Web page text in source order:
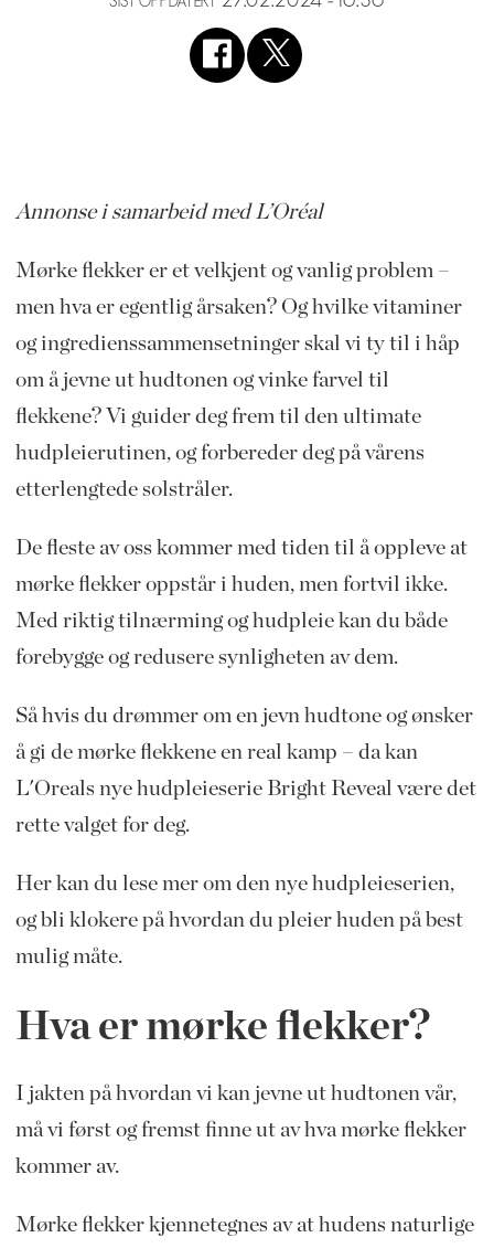
Annonse i samarbeid med L’Oréal
Mørke flekker er et velkjent og vanlig problem –
men hva er egentlig årsaken? Og hvilke vitaminer
og ingredienssammensetninger skal vi ty til i håp
om å jevne ut hudtonen og vinke farvel til
flekkene? Vi guider deg frem til den ultimate
hudpleierutinen, og forbereder deg på vårens
etterlengtede solstråler.
De fleste av oss kommer med tiden til å oppleve at
mørke flekker oppstår i huden, men fortvil ikke.
Med riktig tilnærming og hudpleie kan du både
forebygge og redusere synligheten av dem.
Så hvis du drømmer om en jevn hudtone og ønsker
å gi de mørke flekkene en real kamp – da kan
L'Oreals nye hudpleieserie Bright Reveal være det
rette valget for deg.
Her kan du lese mer om den nye hudpleieserien,
og bli klokere på hvordan du pleier huden på best
mulig måte.
Hva er mørke flekker?
I jakten på hvordan vi kan jevne ut hudtonen vår,
må vi først og fremst finne ut av hva mørke flekker
kommer av.
Mørke flekker kjennetegnes av at hudens naturlige